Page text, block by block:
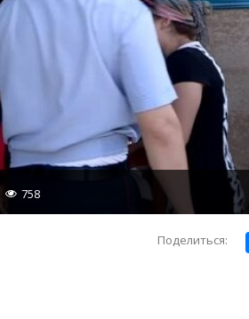
758
Поделиться: